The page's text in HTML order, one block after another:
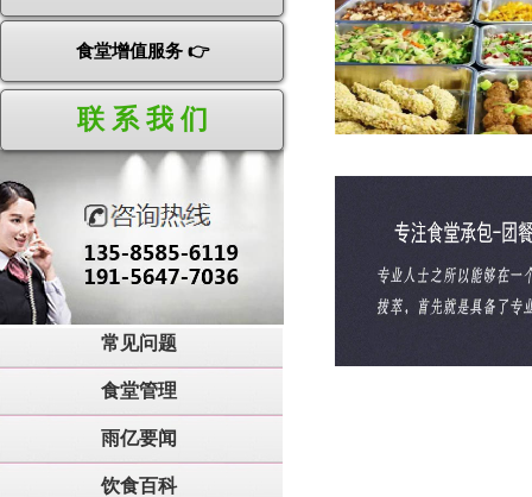
食堂增值服务 👉
联 系 我 们
常见问题
食堂管理
雨亿要闻
饮食百科